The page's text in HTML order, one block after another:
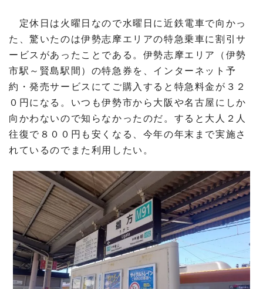
定休日は火曜日なので水曜日に近鉄電車で向かっ
た、驚いたのは伊勢志摩エリアの特急乗車に割引サ
ービスがあったことである。伊勢志摩エリア（伊勢
市駅～賢島駅間）の特急券を、インターネット予
約・発売サービスにてご購入すると特急料金が３２
０円になる。いつも伊勢市から大阪や名古屋にしか
向かわないので知らなかったのだ。すると大人２人
往復で８００円も安くなる、今年の年末まで実施さ
れているのでまた利用したい。